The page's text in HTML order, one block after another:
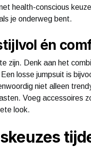
health-conscious
je onderweg bent.
én
zijn. Denk aan het
losse jumpsuit is
niet alleen
Voeg accessoires
look.